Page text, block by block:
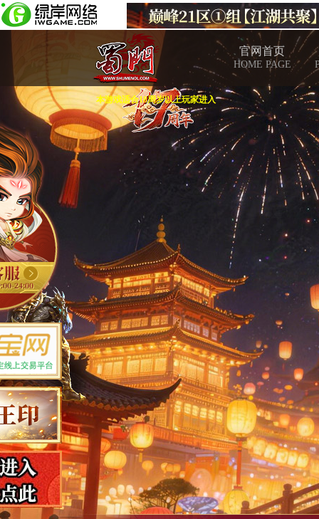
官网首页
HOME PAGE
本游戏适合18周岁以上玩家进入